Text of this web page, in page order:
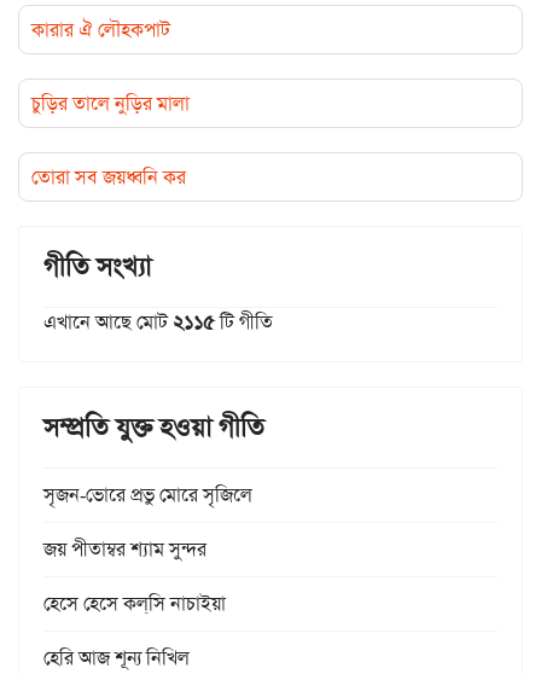
কারার ঐ লৌহকপাট
চুড়ির তালে নুড়ির মালা
তোরা সব জয়ধ্বনি কর
গীতি সংখ্যা
এখানে আছে মোট২১১৫টি গীতি
সম্প্রতি যুক্ত হওয়া গীতি
সৃজন-ভোরে প্রভু মোরে সৃজিলে
জয় পীতাম্বর শ্যাম সুন্দর
হেসে হেসে কল্‌সি নাচাইয়া
হেরি আজ শূন্য নিখিল